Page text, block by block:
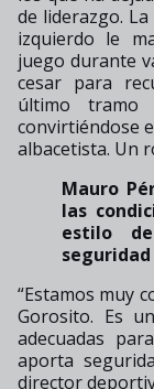
de liderazgo.
izquierdo le
juego durante
cesar para
último
convirtiéndose
albacetista. Un
Mauro
las
estilo
“Estamos muy
Gorosito. Es
adecuadas
aporta
director